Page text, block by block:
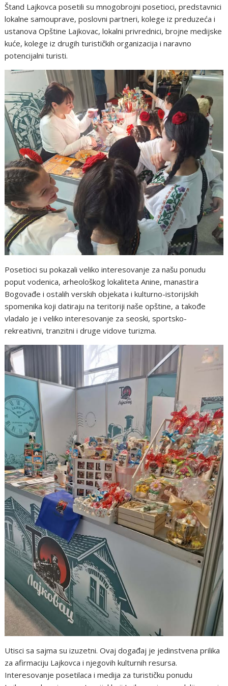
Štand Lajkovca posetili su mnogobrojni posetioci, predstavnici
lokalne samouprave, poslovni partneri, kolege iz preduzeća i
ustanova Opštine Lajkovac, lokalni privrednici, brojne medijske
kuće, kolege iz drugih turističkih organizacija i naravno
potencijalni turisti.
Posetioci su pokazali veliko interesovanje za našu ponudu
poput vodenica, arheološkog lokaliteta Anine, manastira
Bogovađe i ostalih verskih objekata i kulturno-istorijskih
spomenika koji datiraju na teritoriji naše opštine, a takođe
vladalo je i veliko interesovanje za seoski, sportsko-
rekreativni, tranzitni i druge vidove turizma.
Utisci sa sajma su izuzetni. Ovaj događaj je jedinstvena prilika
za afirmaciju Lajkovca i njegovih kulturnih resursa.
Interesovanje posetilaca i medija za turističku ponudu